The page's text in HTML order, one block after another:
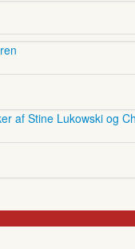
af Stine Lukowski og